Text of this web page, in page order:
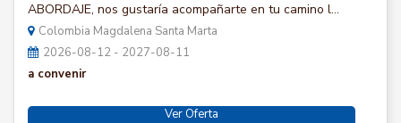
ABORDAJE, nos gustaría acompañarte en tu camino l...
Colombia Magdalena Santa Marta
2026-08-12 - 2027-08-11
a convenir
Ver Oferta